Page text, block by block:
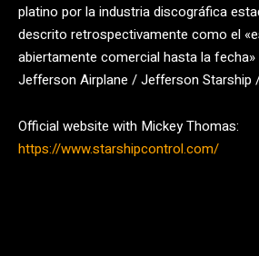
platino por la industria discográfica
descrito retrospectivamente como el
abiertamente comercial hasta la
Jefferson Airplane / Jefferson Starship
Official website with Mickey Thomas:
https://www.starshipcontrol.com/